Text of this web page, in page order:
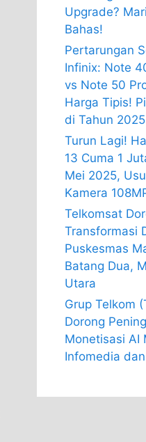
Upgrade?
Bahas!
Pertarungan
Infinix: Note
vs Note 50
Harga Tipis!
di Tahun
Turun Lagi!
13 Cuma 1
Mei 2025,
Kamera
Telkomsat
Transformasi
Puskesmas
Batang Dua,
Utara
Grup Telkom
Dorong
Monetisasi AI
Infomedia